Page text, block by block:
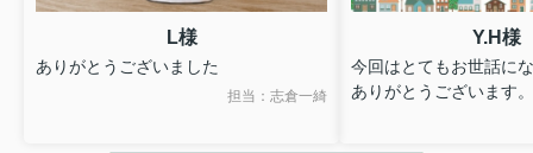
L様
ありがとうございました
担当：志倉一綺
Y.H様
今回はとてもお世話に
ありがとうございます。